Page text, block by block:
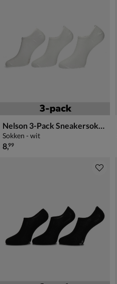
Nelson 3-Pack Sneakersokken
Sokken - wit
€ 8,99
8,99